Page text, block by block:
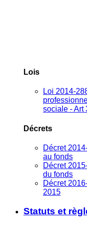
Lois
Loi 2014-
sociale - Art
Décrets
Décret
au fonds
Décret
du fonds
Décret
2015
Statuts et